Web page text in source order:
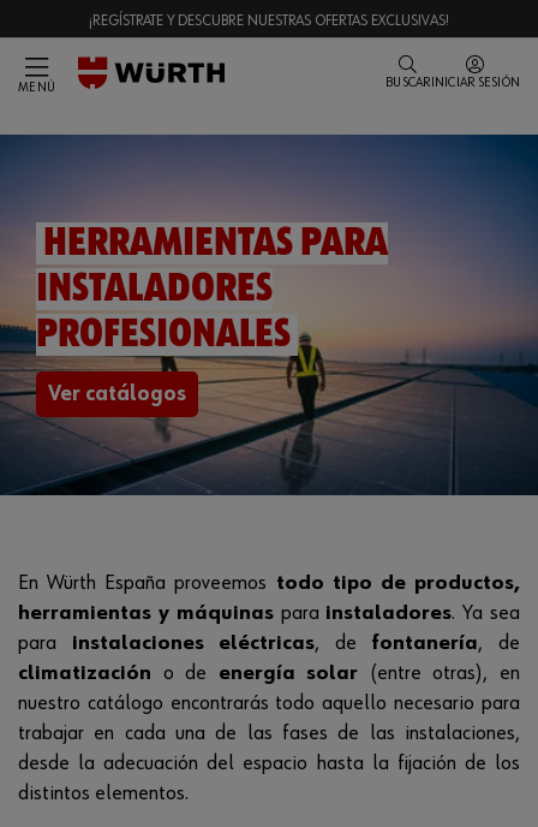
¡REGÍSTRATE Y DESCUBRE NUESTRAS OFERTAS EXCLUSIVAS!
MENÚ BUSCAR INICIAR SESIÓN
HERRAMIENTAS PARA
INSTALADORES
PROFESIONALES
Ver catálogos
En Würth España proveemos todo tipo de productos,
herramientas y máquinaspara instaladores. Ya sea
para instalaciones eléctricas, de fontanería, de
climatización o de energía solar (entre otras), en
nuestro catálogo encontrarás todo aquello necesario para
trabajar en cada una de las fases de las instalaciones,
desde la adecuación del espacio hasta la fijación de los
distintos elementos.